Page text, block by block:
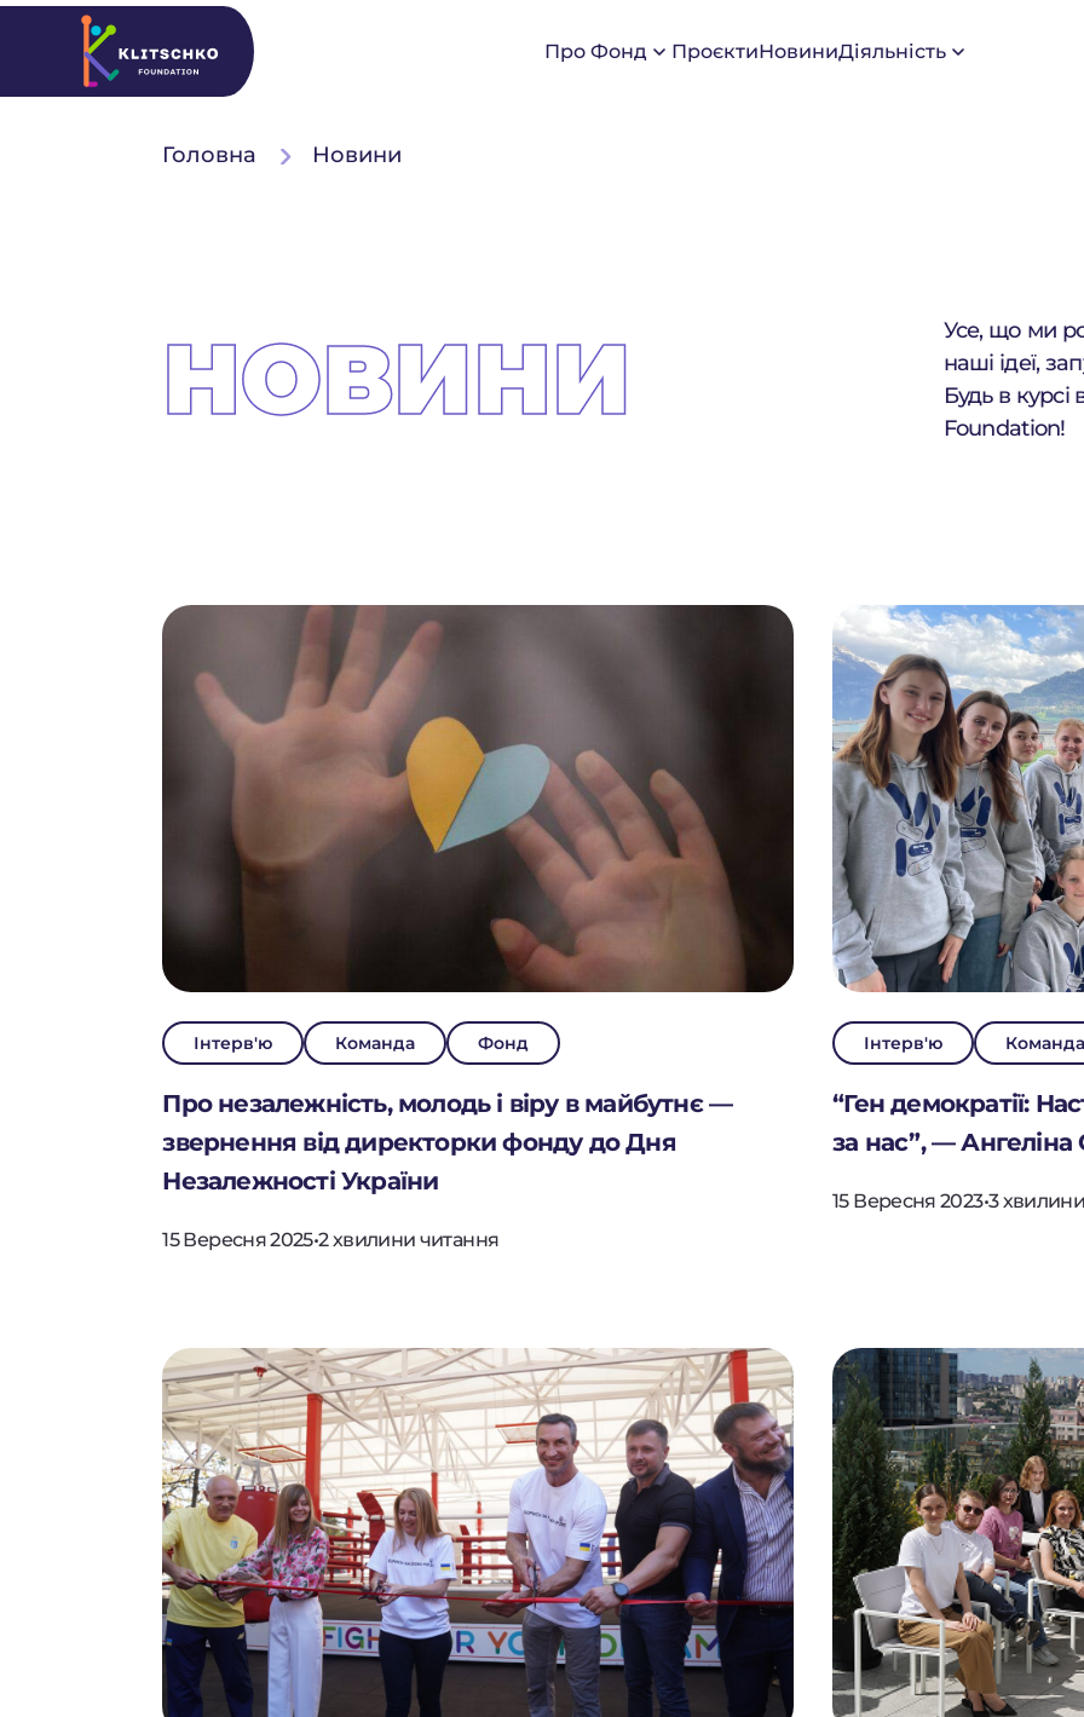
Про Фонд ПроєктиНовиниДіяльність
Головна Новини
НОВИНИ
Усе, що ми
наші ідеї,
Будь в курсі
Foundation!
Інтерв'ю Команда Фонд
Про незалежність, молодь і віру в майбутнє —
звернення від директорки фонду до Дня
Незалежності України
15 Вересня 2025•2 хвилини читання
Інтерв'ю
“Ген демократії:
за нас”, — Ангеліна
15 Вересня 2023•3